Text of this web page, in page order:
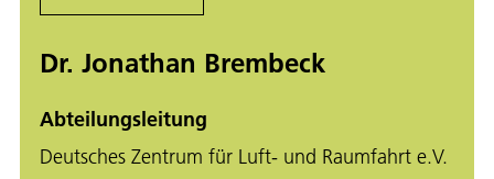
Dr. Jonathan Brembeck
Abteilungsleitung
Deutsches Zentrum für Luft- und Raumfahrt e.V.